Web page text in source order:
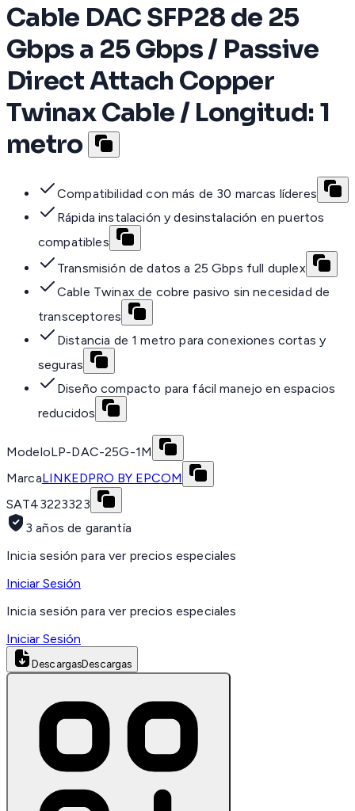
Cable DAC SFP28 de 25
Gbps a 25 Gbps / Passive
Direct Attach Copper
Twinax Cable / Longitud: 1
metro
Compatibilidad con más de 30 marcas líderes
Rápida instalación y desinstalación en puertos
compatibles
Transmisión de datos a 25 Gbps full duplex
Cable Twinax de cobre pasivo sin necesidad de
transceptores
Distancia de 1 metro para conexiones cortas y
seguras
Diseño compacto para fácil manejo en espacios
reducidos
ModeloLP-DAC-25G-1M
MarcaLINKEDPRO BY EPCOM
SAT43223323
3 años de garantía
Inicia sesión para ver precios especiales
Iniciar Sesión
Inicia sesión para ver precios especiales
Iniciar Sesión
DescargasDescargas